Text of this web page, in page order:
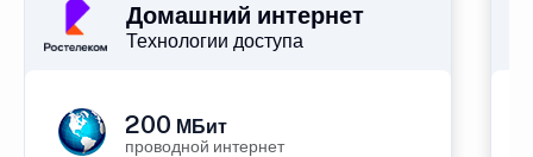
Домашний интернет
Технологии доступа
200 МБит
проводной интернет